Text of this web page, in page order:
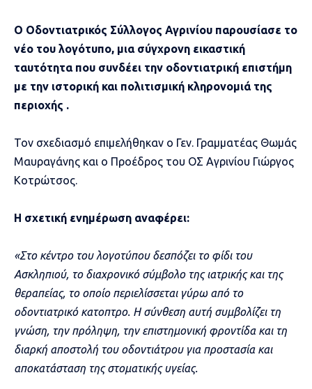
Ο Οδοντιατρικός Σύλλογος Αγρινίου παρουσίασε το
νέο του λογότυπο, μια σύγχρονη εικαστική
ταυτότητα που συνδέει την οδοντιατρική επιστήμη
με την ιστορική και πολιτισμική κληρονομιά της
περιοχής .
Τον σχεδιασμό επιμελήθηκαν ο Γεν. Γραμματέας Θωμάς
Μαυραγάνης και ο Προέδρος του ΟΣ Αγρινίου Γιώργος
Κοτρώτσος.
Η σχετική ενημέρωση αναφέρει:
«Στο κέντρο του λογοτύπου δεσπόζει το φίδι του
Ασκληπιού, το διαχρονικό σύμβολο της ιατρικής και της
θεραπείας, το οποίο περιελίσσεται γύρω από το
οδοντιατρικό κατοπτρο. Η σύνθεση αυτή συμβολίζει τη
γνώση, την πρόληψη, την επιστημονική φροντίδα και τη
διαρκή αποστολή του οδοντιάτρου για προστασία και
αποκατάσταση της στοματικής υγείας.